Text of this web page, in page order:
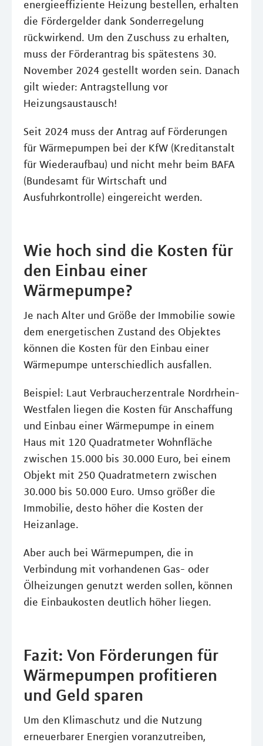
energieeffiziente Heizung bestellen, erhalten
die Fördergelder dank Sonderregelung
rückwirkend. Um den Zuschuss zu erhalten,
muss der Förderantrag bis spätestens 30.
November 2024 gestellt worden sein. Danach
gilt wieder: Antragstellung vor
Heizungsaustausch!
Seit 2024 muss der Antrag auf Förderungen
für Wärmepumpen bei der KfW (Kreditanstalt
für Wiederaufbau) und nicht mehr beim BAFA
(Bundesamt für Wirtschaft und
Ausfuhrkontrolle) eingereicht werden.
Wie hoch sind die Kosten für
den Einbau einer
Wärmepumpe?
Je nach Alter und Größe der Immobilie sowie
dem energetischen Zustand des Objektes
können die Kosten für den Einbau einer
Wärmepumpe unterschiedlich ausfallen.
Beispiel: Laut Verbraucherzentrale Nordrhein-
Westfalen liegen die Kosten für Anschaffung
und Einbau einer Wärmepumpe in einem
Haus mit 120 Quadratmeter Wohnfläche
zwischen 15.000 bis 30.000 Euro, bei einem
Objekt mit 250 Quadratmetern zwischen
30.000 bis 50.000 Euro. Umso größer die
Immobilie, desto höher die Kosten der
Heizanlage.
Aber auch bei Wärmepumpen, die in
Verbindung mit vorhandenen Gas- oder
Ölheizungen genutzt werden sollen, können
die Einbaukosten deutlich höher liegen.
Fazit: Von Förderungen für
Wärmepumpen profitieren
und Geld sparen
Um den Klimaschutz und die Nutzung
erneuerbarer Energien voranzutreiben,